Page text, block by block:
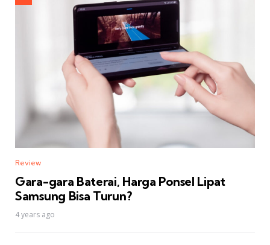
Review
Gara-gara Baterai, Harga Ponsel Lipat
Samsung Bisa Turun?
4 years ago